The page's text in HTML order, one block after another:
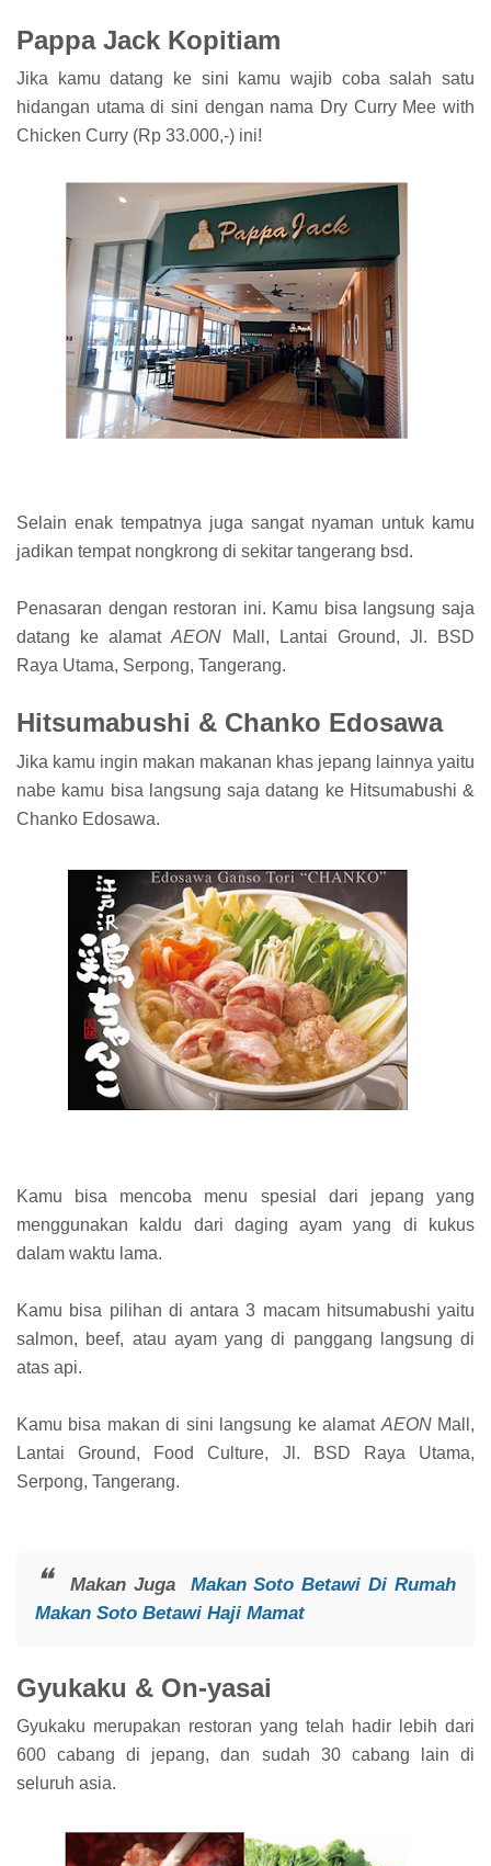
Pappa Jack Kopitiam
Jika kamu datang ke sini kamu wajib coba salah satu
hidangan utama di sini dengan nama Dry Curry Mee with
Chicken Curry (Rp 33.000,-) ini!
Selain enak tempatnya juga sangat nyaman untuk kamu
jadikan tempat nongkrong di sekitar tangerang bsd.
Penasaran dengan restoran ini. Kamu bisa langsung saja
datang ke alamatAEON Mall, Lantai Ground, Jl. BSD
Raya Utama, Serpong, Tangerang.
Hitsumabushi & Chanko Edosawa
Jika kamu ingin makan makanan khas jepang lainnya yaitu
nabe kamu bisa langsung saja datang ke Hitsumabushi &
Chanko Edosawa.
Kamu bisa mencoba menu spesial dari jepang yang
menggunakan kaldu dari daging ayam yang di kukus
dalam waktu lama.
Kamu bisa pilihan di antara 3 macam hitsumabushi yaitu
salmon, beef, atau ayam yang di panggang langsung di
atas api.
Kamu bisa makan di sini langsung ke alamat AEONMall,
Lantai Ground, Food Culture, Jl. BSD Raya Utama,
Serpong, Tangerang.
Makan Juga
Makan Soto Betawi Di Rumah
Makan Soto Betawi Haji Mamat
Gyukaku & On-yasai
Gyukaku merupakan restoran yang telah hadir lebih dari
600 cabang di jepang, dan sudah 30 cabang lain di
seluruh asia.